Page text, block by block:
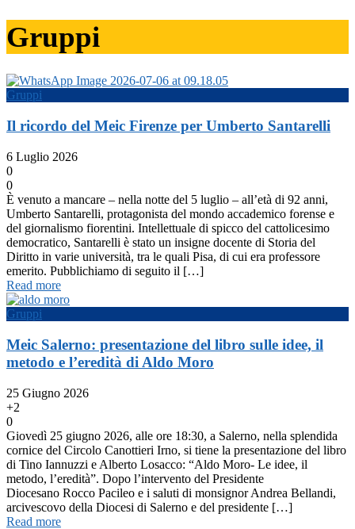
Gruppi
Gruppi
Il ricordo del Meic Firenze per Umberto Santarelli
6 Luglio 2026
0
0
È venuto a mancare – nella notte del 5 luglio – all’età di 92 anni,
Umberto Santarelli, protagonista del mondo accademico forense e
del giornalismo fiorentini. Intellettuale di spicco del cattolicesimo
democratico, Santarelli è stato un insigne docente di Storia del
Diritto in varie università, tra le quali Pisa, di cui era professore
emerito. Pubblichiamo di seguito il […]
Read more
Gruppi
Meic Salerno: presentazione del libro sulle idee, il
metodo e l’eredità di Aldo Moro
25 Giugno 2026
+2
0
Giovedì 25 giugno 2026, alle ore 18:30, a Salerno, nella splendida
cornice del Circolo Canottieri Irno, si tiene la presentazione del libro
di Tino Iannuzzi e Alberto Losacco: “Aldo Moro- Le idee, il
metodo, l’eredità”. Dopo l’intervento del Presidente
Diocesano Rocco Pacileo e i saluti di monsignor Andrea Bellandi,
arcivescovo della Diocesi di Salerno e del presidente […]
Read more